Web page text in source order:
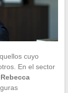
cuyo
En el sector
Rebecca